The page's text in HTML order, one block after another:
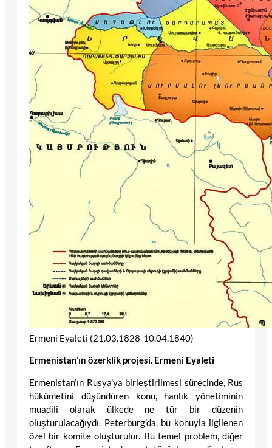
Ermeni Eyaleti (21.03.1828-10.04.1840)
Ermenistan’ın özerklik projesi. Ermeni Eyaleti
Ermenistan’ın Rusya’ya birleştirilmesi sürecinde, Rus
hükümetini düşündüren konu, hanlık yönetiminin
muadili olarak ülkede ne tür bir düzenin
oluşturulacağıydı. Peterburg’da, bu konuyla ilgilenen
özel bir komite oluşturulur. Bu temel problem, diğer